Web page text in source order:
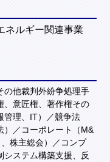
ネルギー関連事業
の他裁判外紛争処理手
、意匠権、著作権その
管理、IT）／競争法
）／コーポレート（M&
株主総会）／コンプ
システム構築支援、反